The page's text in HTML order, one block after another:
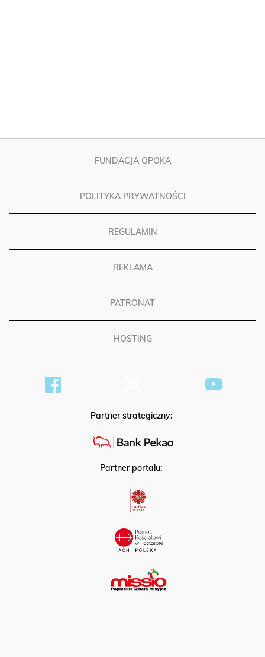
FUNDACJA OPOKA
POLITYKA PRYWATNOŚCI
REGULAMIN
REKLAMA
PATRONAT
HOSTING
Partner strategiczny:
Partner portalu: